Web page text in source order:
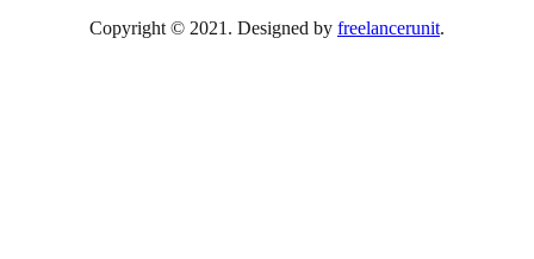
Copyright © 2021. Designed by freelancerunit.